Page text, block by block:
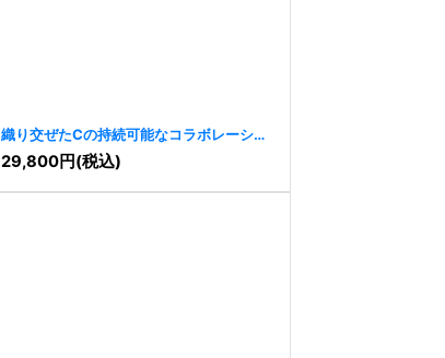
織り交ぜたCの持続可能なコラボレーショ
ンロゴ[10943]
29,800円(税込)